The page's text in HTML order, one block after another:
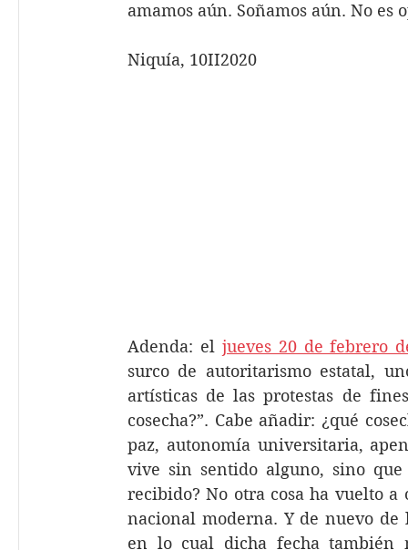
amamos aún. Soñamos aún. No es
Niquía, 10II2020
Adenda: el jueves 20 de febrero
surco de autoritarismo estatal,
artísticas de las protestas de
cosecha?”. Cabe añadir: ¿qué
paz, autonomía universitaria,
vive sin sentido alguno, sino
recibido? No otra cosa ha vuelto
nacional moderna. Y de nuevo
en lo cual dicha fecha también